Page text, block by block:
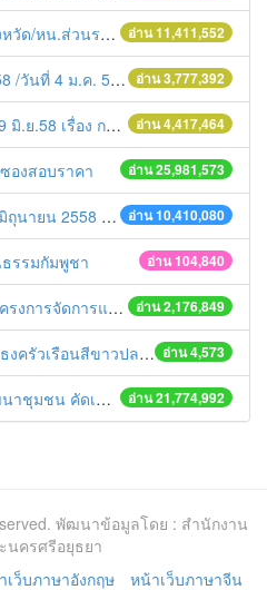
อ่าน 11,411,552
ะจำเดือน มิถุนายน 2558
อ่าน 3,777,392
/วันที่ 4 ม.ค. 58
อ่าน 4,417,464
ขปัญหาหนี้สินให้แก่เกษตรกร
อ่าน 25,981,573
องสอบราคา
อ่าน 10,410,080
ารจัดตั้งศูนย์ข้อมูลข่าวสารของราชการฯ ประจำปีงบประมาณ พ.ศ. 2558
อ่าน 104,840
รรมกัมพูชา
อ่าน 2,176,849
ญหาขยะ สัปดาห์ที่ 9/2558
อ่าน 4,573
าเสพติด ณ มัสยิดนูรู้ลยะมาล ต.ลุมพลี
อ่าน 21,774,992
านพัฒนาชุมชนใสสะอาด ประจำปี ๒๕๕๔
พัฒนาข้อมูลโดย : สำนักงาน
นครศรีอยุธยา
เว็บภาษาอังกฤษ หน้าเว็บภาษาจีน